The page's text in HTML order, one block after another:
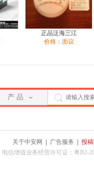
正品泛海三江
价格：面议
产 品
关于中安网 广告服务
投
电信增值业务经营许可证：粤